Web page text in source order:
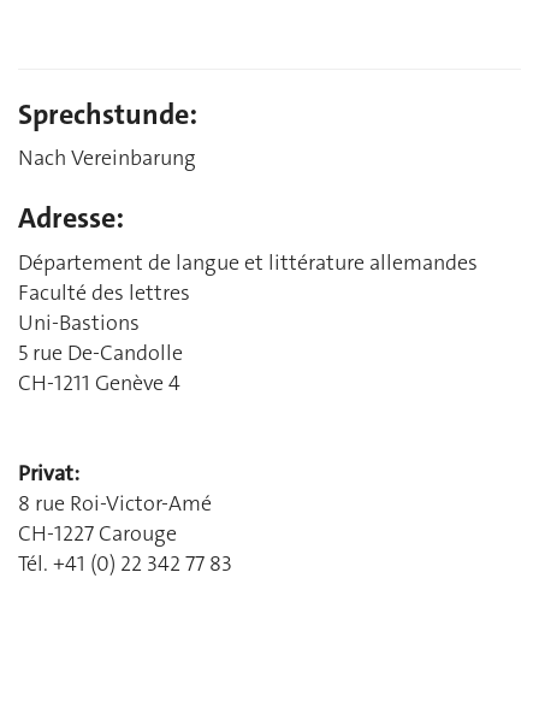
Sprechstunde:
Nach Vereinbarung
Adresse:
Département de langue et littérature allemandes
Faculté des lettres
Uni-Bastions
5 rue De-Candolle
CH-1211 Genève 4
Privat:
8 rue Roi-Victor-Amé
CH-1227 Carouge
Tél. +41 (0) 22 342 77 83